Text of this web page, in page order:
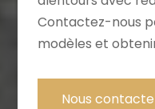
Contactez-nous
modèles et
Nous